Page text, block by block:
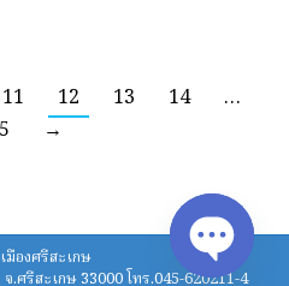
11 12 13 14
…
→
มืองศรีสะเกษ
.ศรีสะเกษ 33000 โทร.045-620211-4